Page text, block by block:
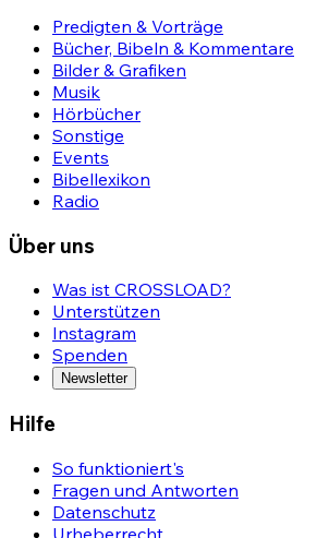
Predigten & Vorträge
Bücher, Bibeln & Kommentare
Bilder & Grafiken
Musik
Hörbücher
Sonstige
Events
Bibellexikon
Radio
Über uns
Was ist CROSSLOAD?
Unterstützen
Instagram
Spenden
Newsletter
Hilfe
So funktioniert's
Fragen und Antworten
Datenschutz
Urheberrecht